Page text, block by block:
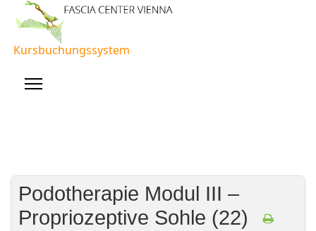
Kursbuchungssystem
Podotherapie Modul III –
Propriozeptive Sohle (22)